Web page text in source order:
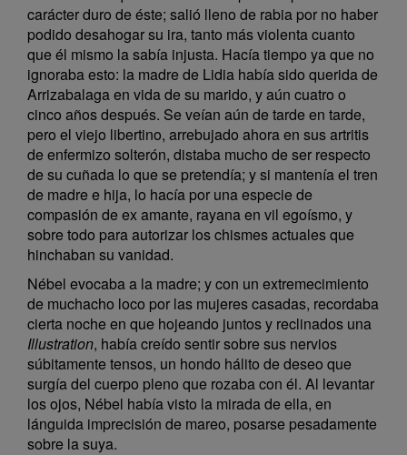
carácter duro de éste; salió lleno de rabia por no haber
podido desahogar su ira, tanto más violenta cuanto
que él mismo la sabía injusta. Hacía tiempo ya que no
ignoraba esto: la madre de Lidia había sido querida de
Arrizabalaga en vida de su marido, y aún cuatro o
cinco años después. Se veían aún de tarde en tarde,
pero el viejo libertino, arrebujado ahora en sus artritis
de enfermizo solterón, distaba mucho de ser respecto
de su cuñada lo que se pretendía; y si mantenía el tren
de madre e hija, lo hacía por una especie de
compasión de ex amante, rayana en vil egoísmo, y
sobre todo para autorizar los chismes actuales que
hinchaban su vanidad.
Nébel evocaba a la madre; y con un extremecimiento
de muchacho loco por las mujeres casadas, recordaba
cierta noche en que hojeando juntos y reclinados una
Illustration, había creído sentir sobre sus nervios
súbitamente tensos, un hondo hálito de deseo que
surgía del cuerpo pleno que rozaba con él. Al levantar
los ojos, Nébel había visto la mirada de ella, en
lánguida imprecisión de mareo, posarse pesadamente
sobre la suya.